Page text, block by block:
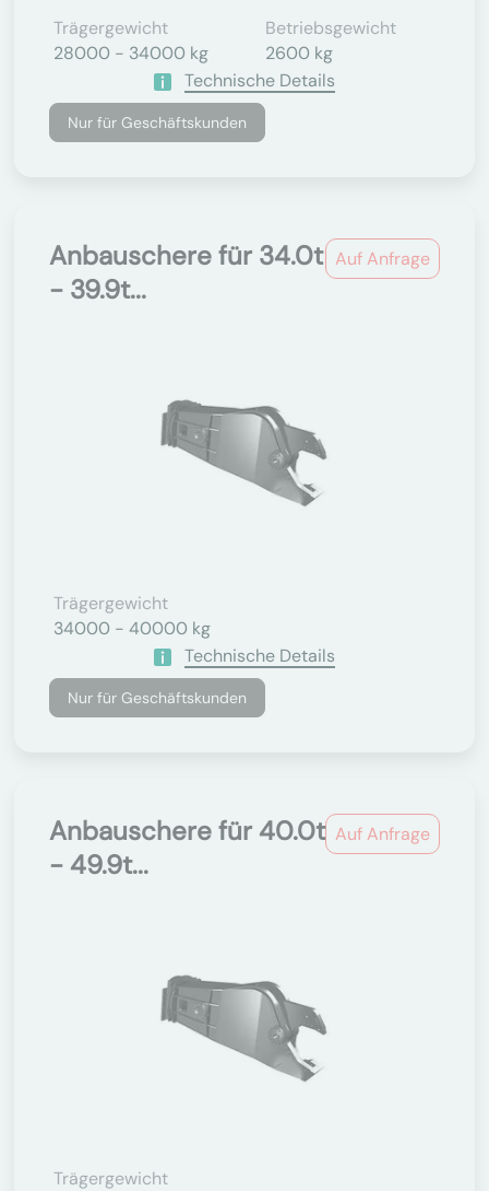
Trägergewicht
28000 - 34000 kg
Betriebsgewicht
2600 kg
Technische Details
Nur für Geschäftskunden
Auf Anfrage
Anbauschere für 34.0t
- 39.9t...
Trägergewicht
34000 - 40000 kg
Technische Details
Nur für Geschäftskunden
Auf Anfrage
Anbauschere für 40.0t
- 49.9t...
Trägergewicht